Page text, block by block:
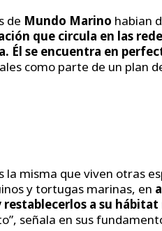
de Mundo Marino habian
que circula en las
Él se encuentra en
como parte de un plan
la misma que viven otras
y tortugas marinas, en
a su
señala en sus